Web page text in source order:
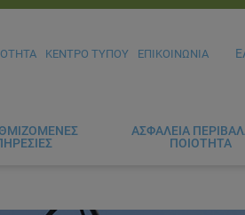
ΚΕΝΤΡΟ ΤΥΠΟΥ ΕΠΙΚΟΙΝΩΝΙΑ
ΑΣΦΑΛΕΙΑ
ΠΟΙΟΤΗΤΑ